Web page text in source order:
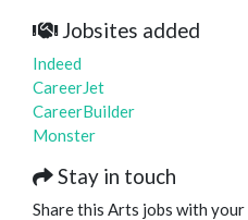
Jobsites added
Indeed
CareerJet
CareerBuilder
Monster
Stay in touch
Share this Arts jobs with